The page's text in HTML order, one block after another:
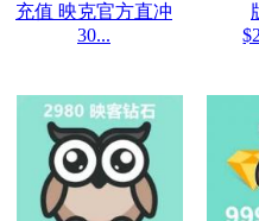
充值 映克官方直冲
30...